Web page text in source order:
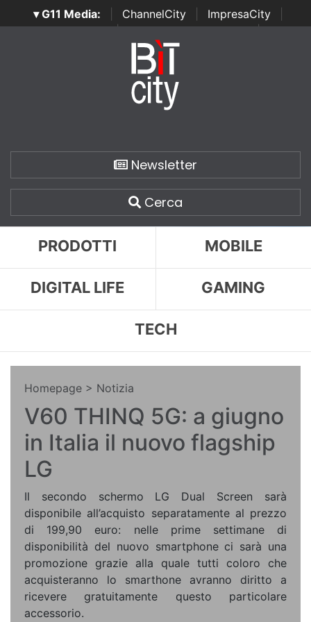
▾ G11 Media: ChannelCity ImpresaCity
SecurityOpenLab | Italian Channel Awards | Italian
Italian Security Awards
Newsletter
Cerca
PRODOTTI MOBILE
DIGITAL LIFE GAMING
TECH
Homepage > Notizia
V60 THINQ 5G: a giugno
in Italia il nuovo flagship
LG
Il secondo schermo LG Dual Screen sarà
disponibile all’acquisto separatamente al prezzo
di 199,90 euro: nelle prime settimane di
disponibilità del nuovo smartphone ci sarà una
promozione grazie alla quale tutti coloro che
acquisteranno lo smarthone avranno diritto a
ricevere gratuitamente questo particolare
accessorio.